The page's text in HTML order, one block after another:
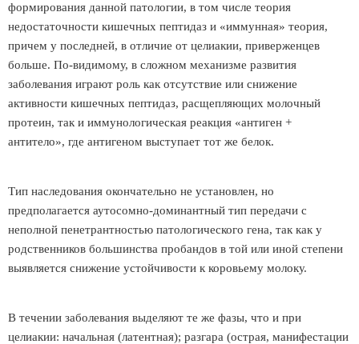
формирования данной патологии, в том числе теория
недостаточности кишечных пептидаз и «иммунная» теория,
причем у последней, в отличие от целиакии, приверженцев
больше. По-видимому, в сложном механизме развития
заболевания играют роль как отсутствие или снижение
активности кишечных пептидаз, расщепляющих молочный
протеин, так и иммунологическая реакция «антиген +
антитело», где антигеном выступает тот же белок.
Тип наследования окончательно не установлен, но
предполагается аутосомно-доминантный тип передачи с
неполной пенетрантностью патологического гена, так как у
родственников большинства пробандов в той или иной степени
выявляется снижение устойчивости к коровьему молоку.
В течении заболевания выделяют те же фазы, что и при
целиакии: начальная (латентная); разгара (острая, манифестации